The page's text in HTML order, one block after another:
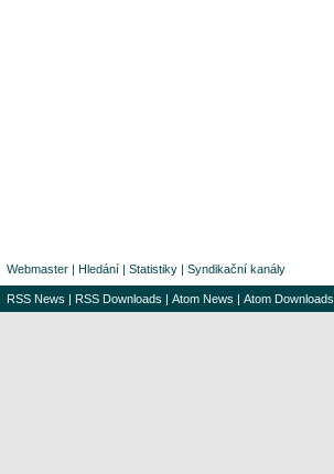
Webmaster | Hledání | Statistiky | Syndikační kanály
RSS News | RSS Downloads | Atom News | Atom Downloads